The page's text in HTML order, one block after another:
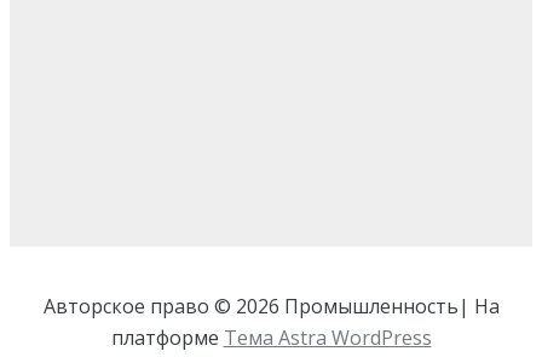
Авторское право © 2026 Промышленность| На
платформе Тема Astra WordPress